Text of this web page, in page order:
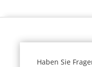
Haben Sie